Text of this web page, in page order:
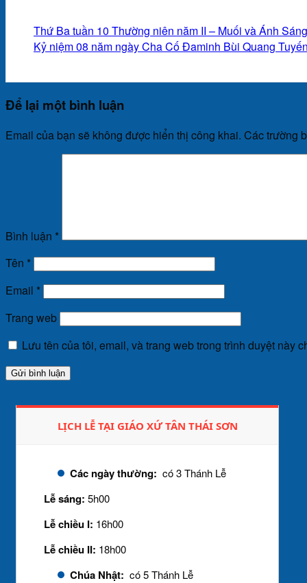
Thứ Ba tuần 10 Thường niên năm II – Muối và Ánh
Kỷ niệm 08 năm ngày Cha Cố Đaminh Bùi Quang
Để lại một bình luận
Email của bạn sẽ không được hiển thị công khai. Các trường
Bình luận *
Tên *
Email *
Trang web
Lưu tên của tôi, email, và trang web trong trình duyệt này
LỊCH LỄ TẠI GIÁO XỨ TÂN THÁI SƠN
Các ngày thường: có 3 Thánh Lễ
Lễ sáng: 5h00
Lễ chiều I: 16h00
Lễ chiều II: 18h00
Chúa Nhật: có 5 Thánh Lễ